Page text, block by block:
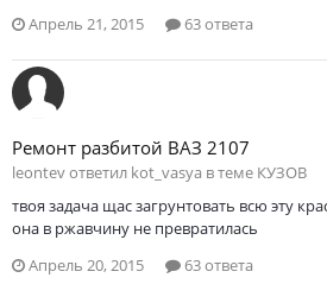
Апрель 21, 2015
63 ответа
Ремонт разбитой ВАЗ 2107
leontev ответил kot_vasya в теме КУЗОВ
твоя задача щас загрунтовать всю эту
она в ржавчину не превратилась
Апрель 20, 2015
63 ответа